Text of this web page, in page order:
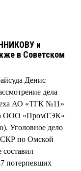
и
в Советском
Денис
дела
АО «ТГК №11»
ООО «ПромТЭК»
Уголовное дело
СКР по Омской
потерпевших